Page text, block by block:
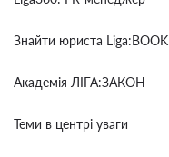
Знайти юриста Liga:BOOK
Академія ЛІГА:ЗАКОН
Теми в центрі уваги